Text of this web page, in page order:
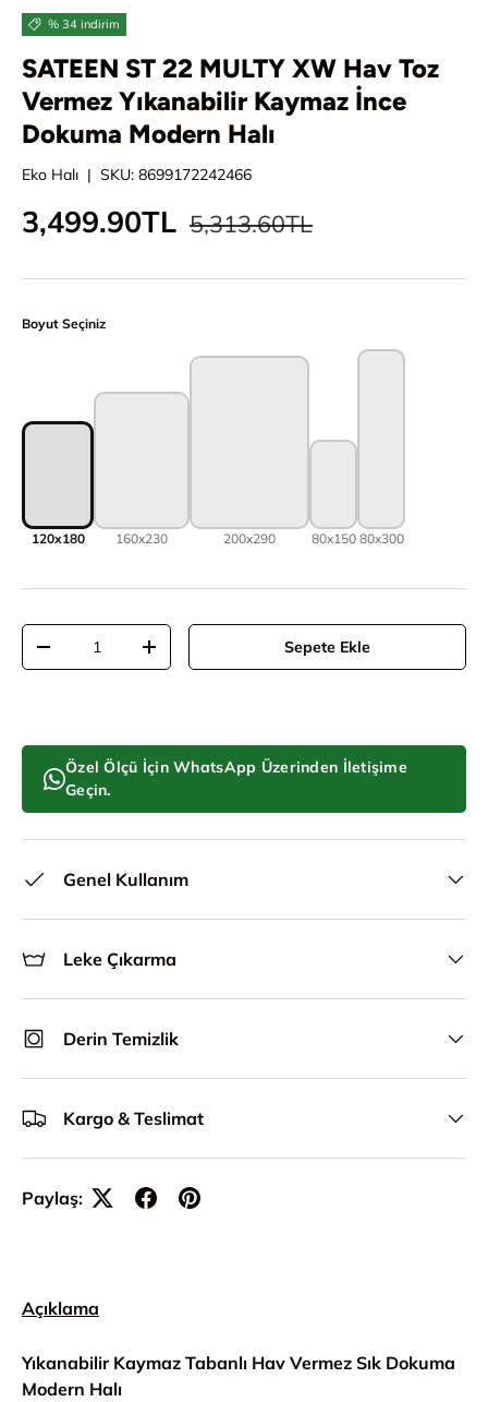
% 34 indirim
SATEEN ST 22 MULTY XW Hav Toz
Vermez Yıkanabilir Kaymaz İnce
Dokuma Modern Halı
Eko Halı | SKU: 8699172242466
İndirimli fiyat
3,499.90TL Normal fiyat
5,313.60TL
Boyut Seçiniz
120x180 160x230 200x290 80x150 80x300
Adet
Adeti azalt
Adeti artır Sepete Ekle
Özel Ölçü İçin WhatsApp Üzerinden İletişime
Geçin.
Genel Kullanım
Leke Çıkarma
Derin Temizlik
Kargo & Teslimat
Paylaş:
Açıklama
Yıkanabilir Kaymaz Tabanlı Hav Vermez Sık Dokuma
Modern Halı